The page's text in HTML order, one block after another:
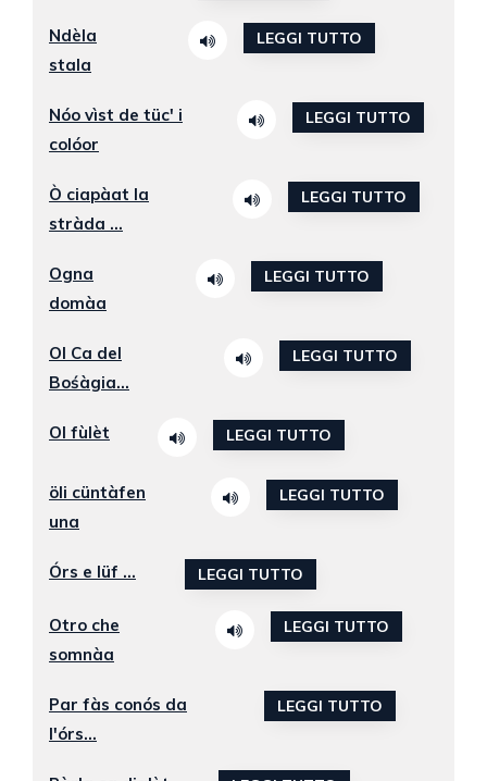
Ndèla
stala
LEGGI TUTTO
Nóo vìst de tüc' i
colóor
LEGGI TUTTO
Ò ciapàat la
stràda ...
LEGGI TUTTO
Ogna
domàa
LEGGI TUTTO
Ol Ca del
Bośàgia...
LEGGI TUTTO
Ol fùlèt LEGGI TUTTO
öli cüntàfen
una
LEGGI TUTTO
Órs e lüf ... LEGGI TUTTO
Otro che
somnàa
LEGGI TUTTO
Par fàs conós da
l'órs...
LEGGI TUTTO